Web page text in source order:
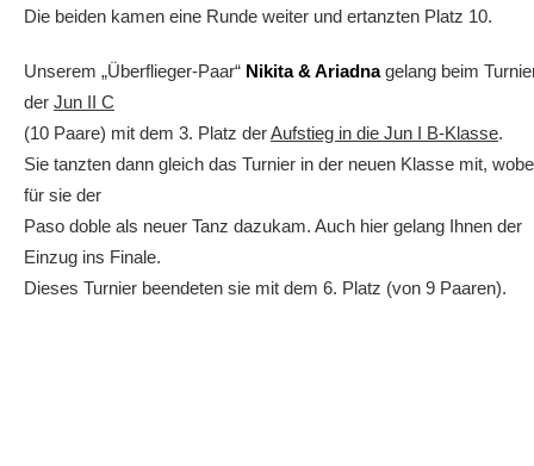
Die beiden kamen eine Runde weiter und ertanzten Platz 10.
Unserem „Überflieger-Paar“ Nikita & Ariadnagelang beim
der Jun II C
(10 Paare) mit dem 3. Platz derAufstieg in die Jun I B-Klasse.
Sie tanzten dann gleich das Turnier in der neuen Klasse mit,
für sie der
Paso doble als neuer Tanz dazukam. Auch hier gelang Ihnen der
Einzug ins Finale.
Dieses Turnier beendeten sie mit dem 6. Platz (von 9 Paaren).